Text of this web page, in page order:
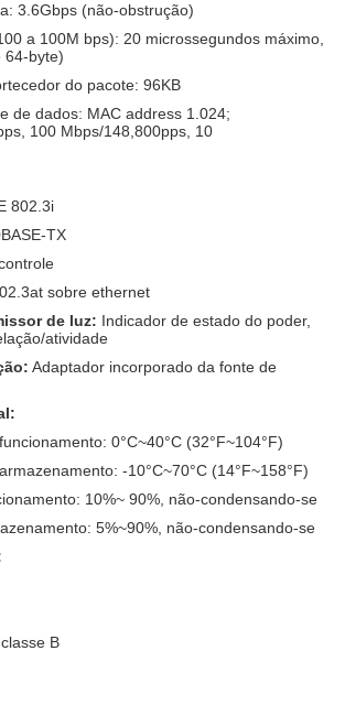
3.6Gbps (não-obstrução)
a 100M bps): 20 microssegundos máximo,
64-byte)
do pacote: 96KB
de dados: MAC address 1.024;
100 Mbps/148,800pps, 10
802.3i
TX
sobre ethernet
de luz: Indicador de estado do poder,
atividade
Adaptador incorporado da fonte de
0°C~40°C (32°F~104°F)
-10°C~70°C (14°F~158°F)
10%~ 90%, não-condensando-se
5%~90%, não-condensando-se
B